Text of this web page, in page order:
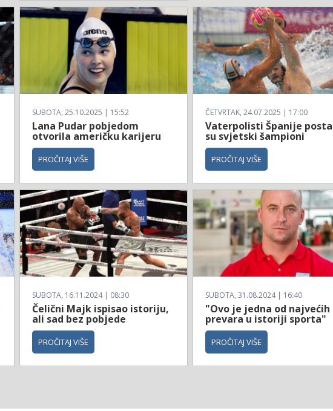
SUBOTA, 25.10.2025 | 15:52
Lana Pudar pobjedom
otvorila američku karijeru
PROČITAJ VIŠE
ČETVRTAK, 24.07.2025 | 17:00
Vaterpolisti Španije
su svjetski šampioni
PROČITAJ VIŠE
SUBOTA, 16.11.2024 | 08:30
Čelični Majk ispisao istoriju,
ali sad bez pobjede
PROČITAJ VIŠE
SUBOTA, 31.08.2024 | 16:40
"Ovo je jedna od najvećih
prevara u istoriji sporta"
PROČITAJ VIŠE